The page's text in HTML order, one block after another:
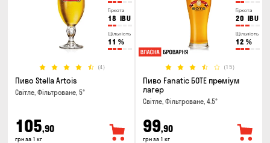
Гіркота
18 IBU
Щільність
11 %
(4)
Пиво Stella Artois
Світле, Фільтроване, 5°
105,90
грн за 1 кг
Гіркота
20 IBU
Щільність
12 %
(15)
Пиво Fanatic БОТЕ преміум
лагер
Світле, Фільтроване, 4.5°
99,90
грн за 1 кг